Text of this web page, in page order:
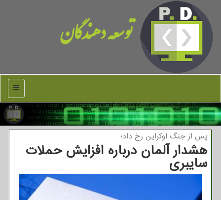
توسعه دهندگان
منو
پس از جنگ اوكراین رخ داد؛
هشدار آلمان درباره افزایش حملات
سایبری